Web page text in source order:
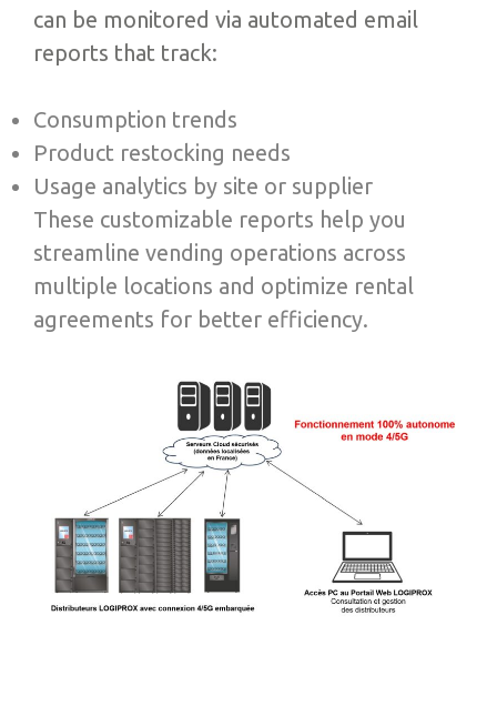
can be monitored via automated email
reports that track:
Consumption trends
Product restocking needs
Usage analytics by site or supplier
These customizable reports help you
streamline vending operations across
multiple locations and optimize rental
agreements for better efficiency.